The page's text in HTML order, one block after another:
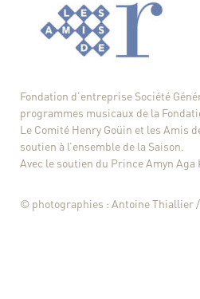
Fondation d’entreprise Société
programmes musicaux de la
Le Comité Henry Goüin et les Amis
soutien à l’ensemble de la Saison.
Avec le soutien du Prince Amyn Aga
© photographies : Antoine Thiallier